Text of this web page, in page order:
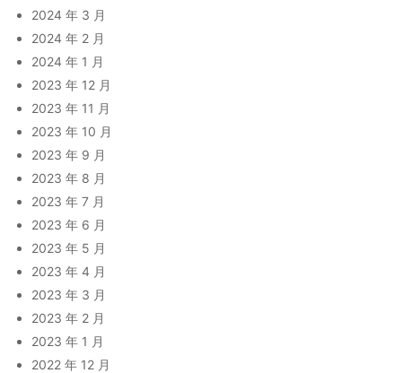
2024 年 3 月
2024 年 2 月
2024 年 1 月
2023 年 12 月
2023 年 11 月
2023 年 10 月
2023 年 9 月
2023 年 8 月
2023 年 7 月
2023 年 6 月
2023 年 5 月
2023 年 4 月
2023 年 3 月
2023 年 2 月
2023 年 1 月
2022 年 12 月